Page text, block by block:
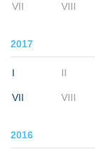
VII VIII
2017
I II
VII VIII
2016